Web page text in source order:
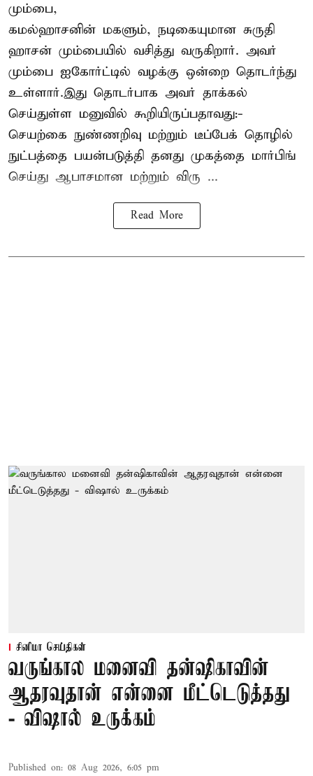
மும்பை,
கமல்ஹாசனின் மகளும், நடிகையுமான சுருதி
ஹாசன் மும்பையில் வசித்து வருகிறார். அவர்
மும்பை ஐகோர்ட்டில் வழக்கு ஒன்றை தொடர்ந்து
உள்ளார்.இது தொடர்பாக அவர் தாக்கல்
செய்துள்ள மனுவில் கூறியிருப்பதாவது:-
செயற்கை நுண்ணறிவு மற்றும் டீப்பேக் தொழில்
நுட்பத்தை பயன்படுத்தி தனது முகத்தை மார்பிங்
செய்து ஆபாசமான மற்றும் விரு ...
Read More
சினிமா செய்திகள்
வருங்கால மனைவி தன்ஷிகாவின்
ஆதரவுதான் என்னை மீட்டெடுத்தது
- விஷால் உருக்கம்
Published on: 08 Aug 2026, 6:05 pm